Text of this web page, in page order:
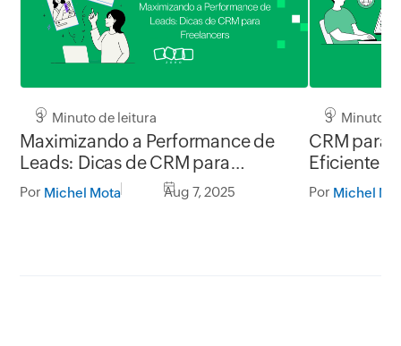
3 Minuto de leitura
Maximizando a Performance de
Leads: Dicas de CRM para
Freelancers
Por Michel Mota Aug 7, 2025
3 Minuto
CRM para
Eficiente
Por Michel